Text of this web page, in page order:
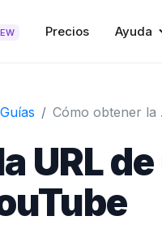
Precios Ayuda
Guías Cómo obtener la URL de un video de YouTube
URL